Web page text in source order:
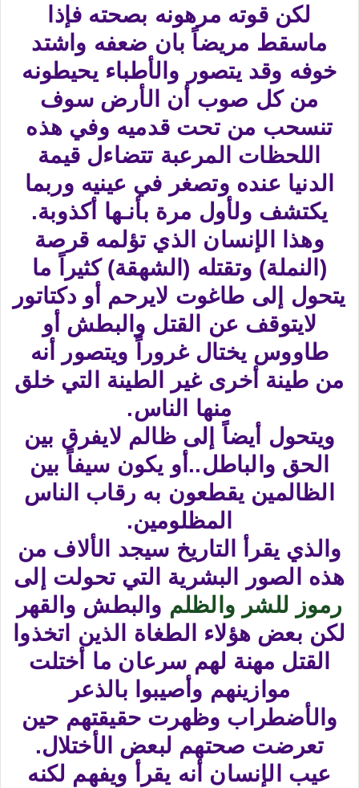
لكن قوته مرهونه بصحته فإذا
ماسقط مريضاً بان ضعفه واشتد
خوفه وقد يتصور والأطباء يحيطونه
من كل صوب أن الأرض سوف
تنسحب من تحت قدميه وفي هذه
اللحظات المرعبة تتضاءل قيمة
الدنيا عنده وتصغر في عينيه وربما
يكتشف ولأول مرة بأنـها أكذوبة.
وهذا الإنسان الذي تؤلمه قرصة
(النملة) وتقتله (الشهقة) كثيراً ما
يتحول إلى طاغوت لايرحم أو دكتاتور
لايتوقف عن القتل والبطش أو
طاووس يختال غروراً ويتصور أنه
من طينة أخرى غير الطينة التي خلق
منها الناس.
ويتحول أيضاً إلى ظالم لايفرق بين
الحق والباطل..أو يكون سيفاً بين
الظالمين يقطعون به رقاب الناس
المظلومين.
والذي يقرأ التاريخ سيجد الألاف من
هذه الصور البشرية التي تحولت إلى
رموز للشر والظلم والبطش والقهر
لكن بعض هؤلاء الطغاة الذين اتخذوا
القتل مهنة لهم سرعان ما أختلت
موازينهم وأصيبوا بالذعر
والأضطراب وظهرت حقيقتهم حين
تعرضت صحتهم لبعض الأختلال.
عيب الإنسان أنه يقرأ ويفهم لكنه